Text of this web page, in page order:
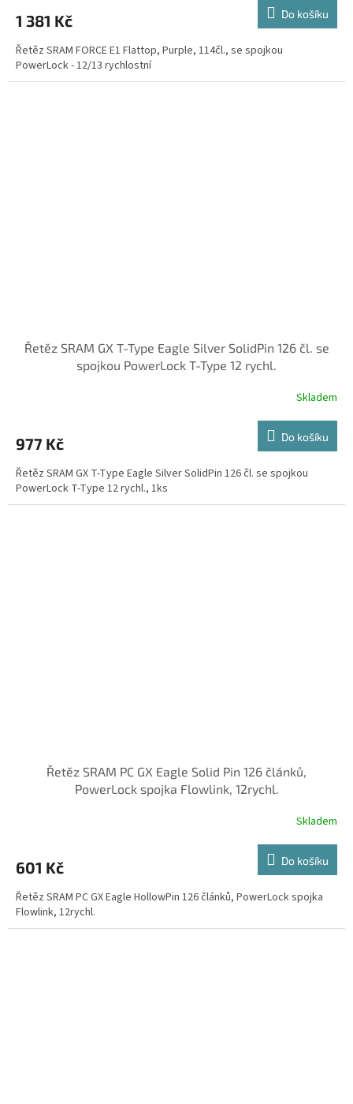
1 381 Kč Do košíku
Řetěz SRAM FORCE E1 Flattop, Purple, 114čl., se spojkou
PowerLock - 12/13 rychlostní
Řetěz SRAM GX T-Type Eagle Silver SolidPin 126 čl. se
spojkou PowerLock T-Type 12 rychl.
Skladem
977 Kč Do košíku
Řetěz SRAM GX T-Type Eagle Silver SolidPin 126 čl. se spojkou
PowerLock T-Type 12 rychl., 1ks
Řetěz SRAM PC GX Eagle Solid Pin 126 článků,
PowerLock spojka Flowlink, 12rychl.
Skladem
601 Kč Do košíku
Řetěz SRAM PC GX Eagle HollowPin 126 článků, PowerLock spojka
Flowlink, 12rychl.